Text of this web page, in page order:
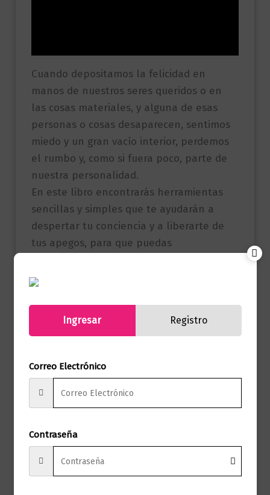
Cuando depositamos la felicidad en
manos de nuestros seres queridos o en
las cosas materiales, y alguna de esas
personas o cosas desaparecen, sentimos
miedo y un gran vacío interior, perdemos
el rumbo y, como si fuera poco, parte de
nuestra personalidad.
En este libro encontrarás herramientas
sencillas y simples que te ayudarán a
despertar tu conciencia y a liberarte de
tus apegos, para que puedas
del verdadero amor.
Productos relacionados
Autoayuda
$35.000,00
Añadir al carrito
Ingresar Registro
Correo Electrónico
Contraseña